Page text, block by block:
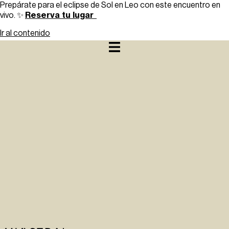
Prepárate para el eclipse de Sol en Leo con este encuentro en
vivo. ✨ Reserva tu lugar
Ir al contenido